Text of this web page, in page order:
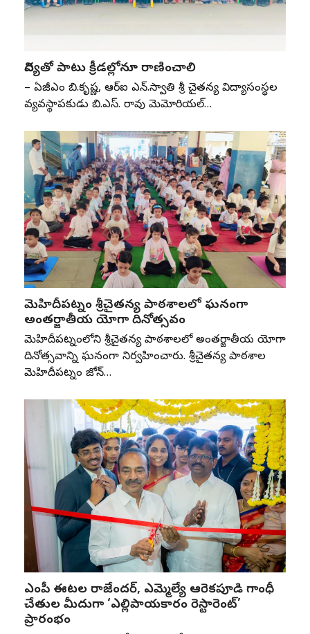
విద్యతో పాటు క్రీడల్లోనూ రాణించాలి
– ఏజీఎం బి.కృష్ణ, ఆర్‌ఐ ఎన్‌.స్వాతి శ్రీ చైతన్య విద్యాసంస్థల
వ్యవస్థాపకుడు బి.ఎస్‌. రావు మెమోరియల్‌…
మెహిదీపట్నం శ్రీచైతన్య పాఠశాలలో ఘనంగా
అంతర్జాతీయ యోగా దినోత్సవం
మెహిదీపట్నంలోని శ్రీచైతన్య పాఠశాలలో అంతర్జాతీయ యోగా
దినోత్సవాన్ని ఘనంగా నిర్వహించారు. శ్రీచైతన్య పాఠశాల
మెహిదీపట్నం జోన్‌…
ఎంపీ ఈటల రాజేందర్, ఎమ్మెల్యే ఆరెకపూడి గాంధీ
చేతుల మీదుగా ‘ఎల్లిపాయకారం రెస్టారెంట్’
ప్రారంభం